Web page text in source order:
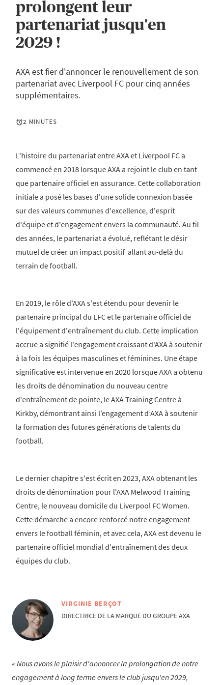
prolongent leur
partenariat jusqu'en
2029 !
AXA est fier d'annoncer le renouvellement de son
partenariat avec Liverpool FC pour cinq années
supplémentaires.
2 MINUTES
L'histoire du partenariat entre AXA et Liverpool FC a
commencé en 2018 lorsque AXA a rejoint le club en tant
que partenaire officiel en assurance. Cette collaboration
initiale a posé les bases d'une solide connexion basée
sur des valeurs communes d'excellence, d'esprit
d'équipe et d'engagement envers la communauté. Au fil
des années, le partenariat a évolué, reflétant le désir
mutuel de créer un impact positif allant au-delà du
terrain de football.
En 2019, le rôle d'AXA s'est étendu pour devenir le
partenaire principal du LFC et le partenaire officiel de
l'équipement d'entraînement du club. Cette implication
accrue a signifié l'engagement croissant d'AXA à soutenir
à la fois les équipes masculines et féminines. Une étape
significative est intervenue en 2020 lorsque AXA a obtenu
les droits de dénomination du nouveau centre
d'entraînement de pointe, le AXA Training Centre à
Kirkby, démontrant ainsi l’engagement d’AXA à soutenir
la formation des futures générations de talents du
football.
Le dernier chapitre s'est écrit en 2023, AXA obtenant les
droits de dénomination pour l'AXA Melwood Training
Centre, le nouveau domicile du Liverpool FC Women.
Cette démarche a encore renforcé notre engagement
envers le football féminin, et avec cela, AXA est devenu le
partenaire officiel mondial d'entraînement des deux
équipes du club.
VIRGINIE BERÇOT
DIRECTRICE DE LA MARQUE DU GROUPE AXA
Nous avons le plaisir d'annoncer la prolongation de notre
engagement à long terme envers le club jusqu'en 2029,